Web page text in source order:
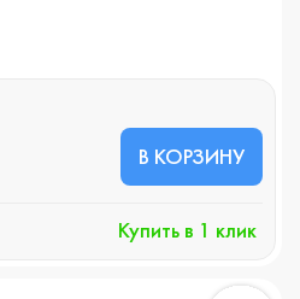
В КОРЗИНУ
Купить в 1 клик